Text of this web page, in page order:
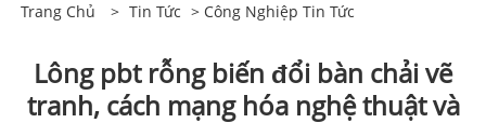
Trang Chủ > Tin Tức > Công Nghiệp Tin Tức
Lông pbt rỗng biến đổi bàn chải vẽ
tranh, cách mạng hóa nghệ thuật và